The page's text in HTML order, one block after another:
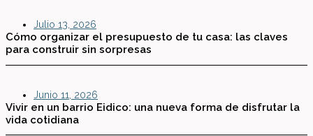
Julio 13, 2026
Cómo organizar el presupuesto de tu casa: las claves
para construir sin sorpresas
Junio 11, 2026
Vivir en un barrio Eidico: una nueva forma de disfrutar la
vida cotidiana